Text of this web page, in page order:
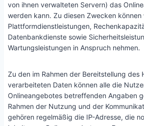
von ihnen verwalteten Servern) das
werden kann. Zu diesen Zwecken
Plattformdienstleistungen,
Datenbankdienste sowie
Wartungsleistungen in Anspruch nehmen.
Zu den im Rahmen der Bereitstellung des
verarbeiteten Daten können alle die
Onlineangebotes betreffenden Angaben
Rahmen der Nutzung und der
gehören regelmäßig die IP-Adresse, die